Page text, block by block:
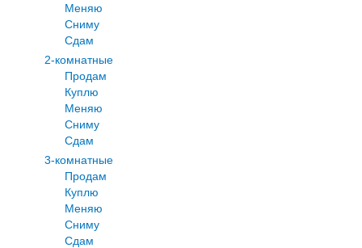
Меняю
Сниму
Сдам
2-комнатные
Продам
Куплю
Меняю
Сниму
Сдам
3-комнатные
Продам
Куплю
Меняю
Сниму
Сдам